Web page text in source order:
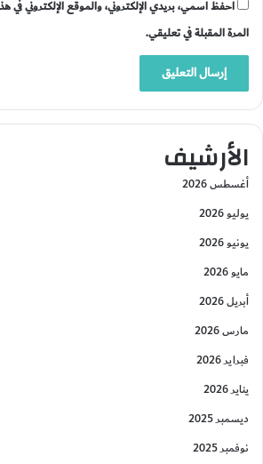
احفظ اسمي، بريدي الإلكتروني، والموقع الإلكتروني في
المرة المقبلة في تعليقي.
الأرشيف
أغسطس 2026
يوليو 2026
يونيو 2026
مايو 2026
أبريل 2026
مارس 2026
فبراير 2026
يناير 2026
ديسمبر 2025
نوفمبر 2025